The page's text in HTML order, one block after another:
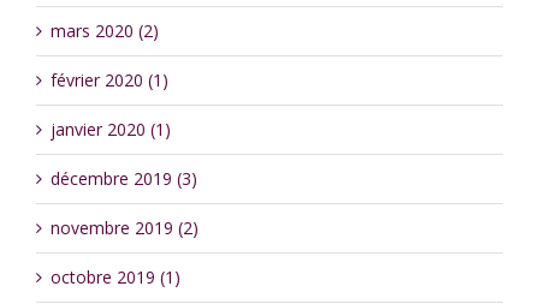
mars 2020 (2)
février 2020 (1)
janvier 2020 (1)
décembre 2019 (3)
novembre 2019 (2)
octobre 2019 (1)